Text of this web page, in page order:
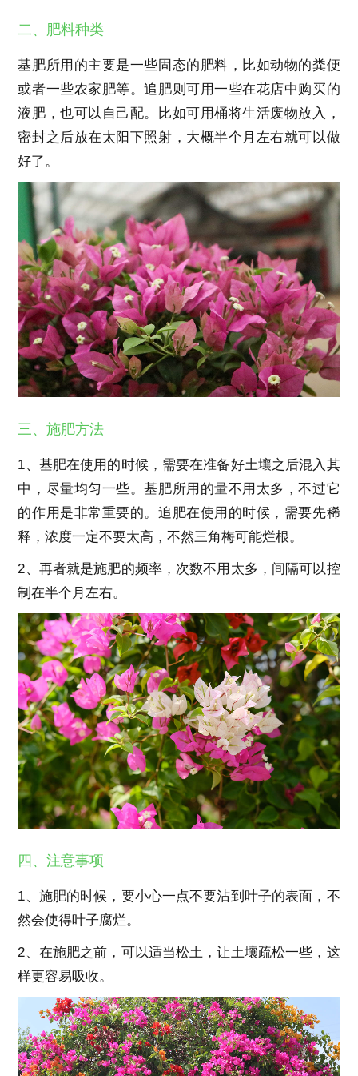
二、肥料种类
基肥所用的主要是一些固态的肥料，比如动物的粪便
或者一些农家肥等。追肥则可用一些在花店中购买的
液肥，也可以自己配。比如可用桶将生活废物放入，
密封之后放在太阳下照射，大概半个月左右就可以做
好了。
三、施肥方法
1、基肥在使用的时候，需要在准备好土壤之后混入其
中，尽量均匀一些。基肥所用的量不用太多，不过它
的作用是非常重要的。追肥在使用的时候，需要先稀
释，浓度一定不要太高，不然三角梅可能烂根。
2、再者就是施肥的频率，次数不用太多，间隔可以控
制在半个月左右。
四、注意事项
1、施肥的时候，要小心一点不要沾到叶子的表面，不
然会使得叶子腐烂。
2、在施肥之前，可以适当松土，让土壤疏松一些，这
样更容易吸收。